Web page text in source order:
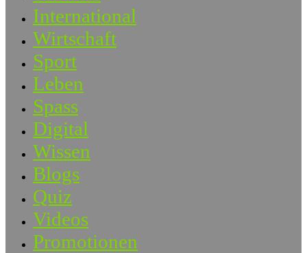
International
Wirtschaft
Sport
Leben
Spass
Digital
Wissen
Blogs
Quiz
Videos
Promotionen